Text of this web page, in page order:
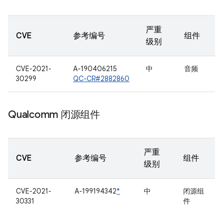
CVE 参考编号
严重
级别
组件
CVE-2021-
30299
A-190406215
QC-CR#2882860
中 音频
Qualcomm 闭源组件
CVE 参考编号
严重
级别
组件
CVE-2021-
30331
A-199194342* 中
闭源组
件